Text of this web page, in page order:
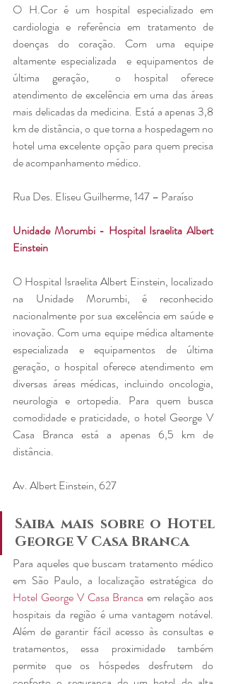
O H.Cor é um hospital especializado em
cardiologia e referência em tratamento de
doenças do coração. Com uma equipe
altamente especializada  e equipamentos de
última geração,  o hospital oferece
atendimento de excelência em uma das áreas
mais delicadas da medicina. Está a apenas 3,8
km de distância, o que torna a hospedagem no
hotel uma excelente opção para quem precisa
de acompanhamento médico.
Rua Des. Eliseu Guilherme, 147 – Paraíso
Unidade Morumbi - Hospital Israelita Albert
Einstein
O Hospital Israelita Albert Einstein, localizado
na Unidade Morumbi, é reconhecido
nacionalmente por sua excelência em saúde e
inovação. Com uma equipe médica altamente
especializada e equipamentos de última
geração, o hospital oferece atendimento em
diversas áreas médicas, incluindo oncologia,
neurologia e ortopedia. Para quem busca
comodidade e praticidade, o hotel George V
Casa Branca está a apenas 6,5 km de
distância.
Av. Albert Einstein, 627
Saiba mais sobre o Hotel
George V Casa Branca
Para aqueles que buscam tratamento médico
Hotel George V Casa Branca em relação aos
hospitais da região é uma vantagem notável.
Além de garantir fácil acesso às consultas e
tratamentos, essa proximidade também
permite que os hóspedes desfrutem do